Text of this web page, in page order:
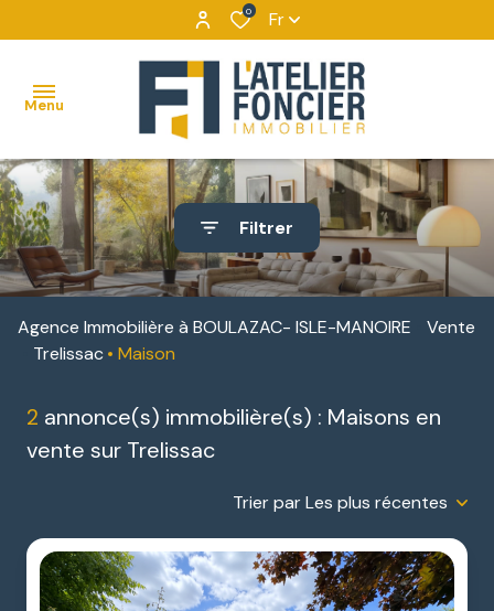
0 Fr
Menu
ACCUEIL
VENTES
MAISONS
APPARTEMENTS
IMMEUBLES
DE
GARAGES
/
PARKINGS
BIENS
VENDUS
D'ENTREPRISE
VENTES
LOCATIONS
LOCATIONS
NOTRE
AGENCE
NOUS
NOUS
REJOINDRE
Filtrer
Agence Immobilière à BOULAZAC- ISLE-MANOIRE
Vente
Trelissac
Maison
2 annonce(s) immobilière(s) : Maisons en
vente sur Trelissac
Trier par Les plus récentes